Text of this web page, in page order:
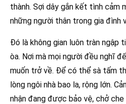
thành. Sợi dây gắn kết tình cảm
những người thân trong gia đình
Đó là không gian luôn tràn ngập
òa. Nơi mà mọi người đều nghĩ
muốn trở về. Để có thể sà tấm
lòng ngôi nhà bao la, rộng lớn.
nhận đang được bảo vệ, chở